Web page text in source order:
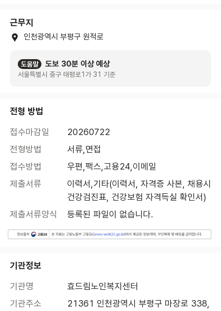
근무지
인천광역시 부평구 원적로
도움말 도보 30분 이상 예상
서울특별시 중구 태평로1가 31 기준
전형 방법
접수마감일
20260722
전형방법
서류,면접
접수방법
우편,팩스,고용24,이메일
제출서류
이력서,기타(이력서, 자격증 사본, 채용시
건강검진표, 건강보험 자격득실 확인서)
제출서류양식
등록된 파일이 없습니다.
기관정보
기관명
효드림노인복지센터
기관주소
21361 인천광역시 부평구 마장로 338,